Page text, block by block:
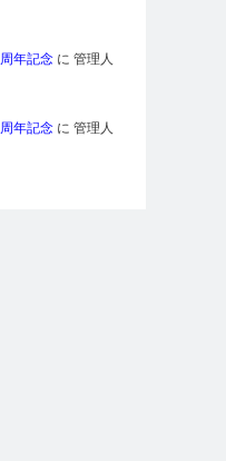
年記念 に 管理人
年記念 に 管理人